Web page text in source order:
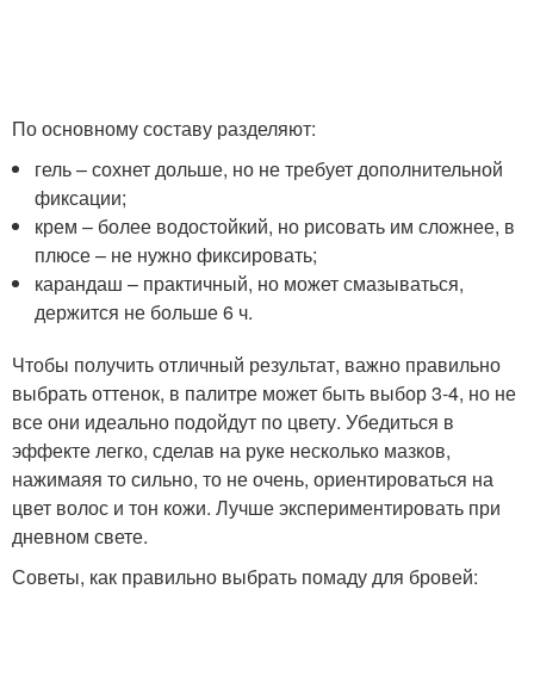
По основному составу разделяют:
гель – сохнет дольше, но не требует дополнительной
фиксации;
крем – более водостойкий, но рисовать им сложнее, в
плюсе – не нужно фиксировать;
карандаш – практичный, но может смазываться,
держится не больше 6 ч.
Чтобы получить отличный результат, важно правильно
выбрать оттенок, в палитре может быть выбор 3-4, но не
все они идеально подойдут по цвету. Убедиться в
эффекте легко, сделав на руке несколько мазков,
нажимаяя то сильно, то не очень, ориентироваться на
цвет волос и тон кожи. Лучше экспериментировать при
дневном свете.
Советы, как правильно выбрать помаду для бровей: